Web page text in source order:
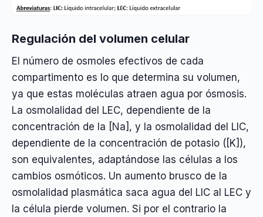
Regulación del volumen celular
El número de osmoles efectivos de cada
compartimento es lo que determina su volumen,
ya que estas moléculas atraen agua por ósmosis.
La osmolalidad del LEC, dependiente de la
concentración de la [Na], y la osmolalidad del LIC,
dependiente de la concentración de potasio ([K]),
son equivalentes, adaptándose las células a los
cambios osmóticos. Un aumento brusco de la
osmolalidad plasmática saca agua del LIC al LEC y
la célula pierde volumen. Si por el contrario la